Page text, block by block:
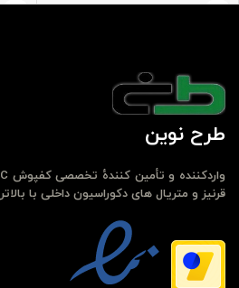
طرح نوین
قرنیز و متریال های دکوراسیون داخلی با